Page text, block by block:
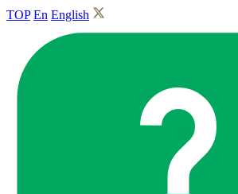
TOP En English